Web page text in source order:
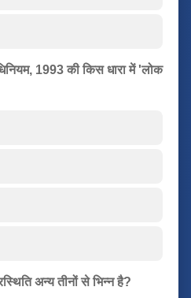
1993 की किस धारा में 'लोक
अन्य तीनों से भिन्न है?